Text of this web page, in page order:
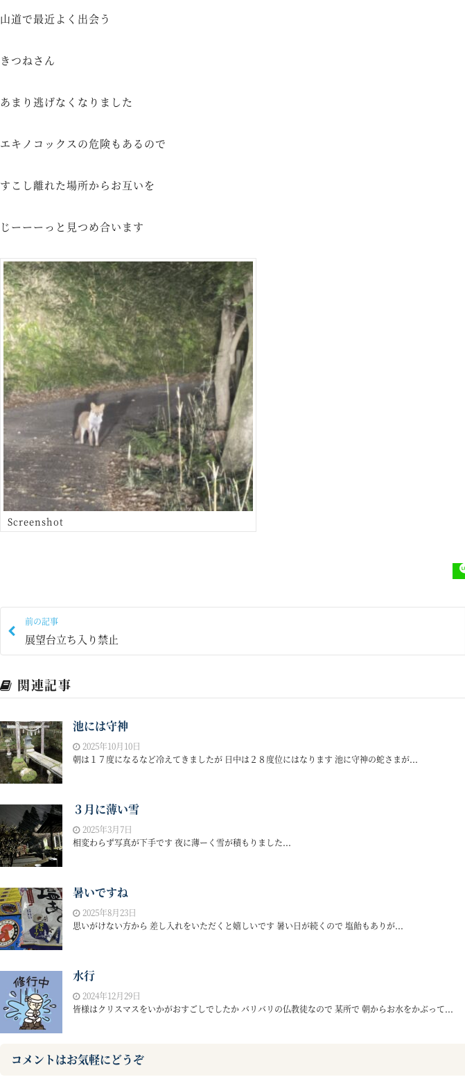
山道で最近よく出会う
きつねさん
あまり逃げなくなりました
エキノコックスの危険もあるので
すこし離れた場所からお互いを
じーーーっと見つめ合います
Screenshot
前の記事
展望台立ち入り禁止
関連記事
池には守神
2025年10月10日
朝は１７度になるなど冷えてきましたが 日中は２８度位にはなります 池に守神の蛇さまが...
３月に薄い雪
2025年3月7日
相変わらず写真が下手です 夜に薄ーく雪が積もりました...
暑いですね
2025年8月23日
思いがけない方から 差し入れをいただくと嬉しいです 暑い日が続くので 塩飴もありが...
水行
2024年12月29日
皆様はクリスマスをいかがおすごしでしたか バリバリの仏教徒なので 某所で 朝からお水をかぶって...
コメントはお気軽にどうぞ